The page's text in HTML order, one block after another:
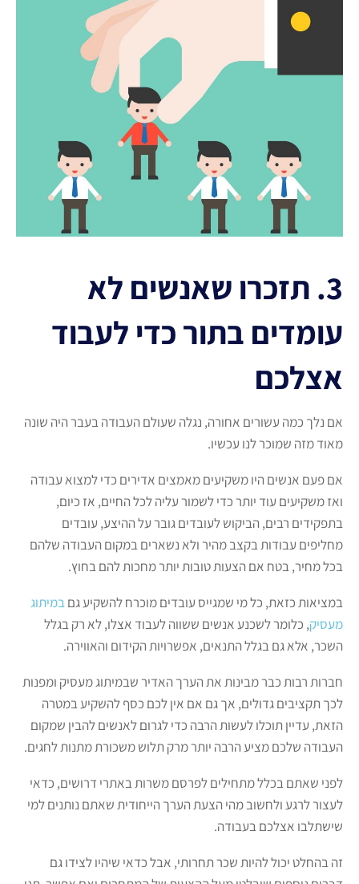
3. תזכרו שאנשים לא
עומדים בתור כדי לעבוד
אצלכם
אם נלך כמה עשורים אחורה, נגלה שעולם העבודה בעבר היה שונה
מאוד מזה שמוכר לנו עכשיו.
אם פעם אנשים היו משקיעים מאמצים אדירים כדי למצוא עבודה
ואז משקיעים עוד יותר כדי לשמור עליה לכל החיים, אז כיום,
בתפקידים רבים, הביקוש לעובדים גובר על ההיצע, עובדים
מחליפים עבודות בקצב מהיר ולא נשארים במקום העבודה שלהם
בכל מחיר, בטח אם הצעות טובות יותר מחכות להם בחוץ.
במציאות כזאת, כל מי שמגייס עובדים מוכרח להשקיע גםבמיתוג
מעסיק, כלומר לשכנע אנשים ששווה לעבוד אצלו, לא רק בגלל
השכר, אלא גם בגלל התנאים, אפשרויות הקידום והאווירה.
חברות רבות כבר מבינות את הערך האדיר שבמיתוג מעסיק ומפנות
לכך תקציבים גדולים, אך גם אם אין לכם כסף להשקיע במטרה
הזאת, עדיין תוכלו לעשות הרבה כדי לגרום לאנשים להבין שמקום
העבודה שלכם מציע הרבה יותר מרק תלוש משכורת מתנות לחגים.
לפני שאתם בכלל מתחילים לפרסם משרות באתרי דרושים, כדאי
לעצור לרגע ולחשוב מהי הצעת הערך הייחודית שאתם נותנים למי
שישתלבו אצלכם בעבודה.
זה בהחלט יכול להיות שכר תחרותי, אבל כדאי שיהיו לצידו גם